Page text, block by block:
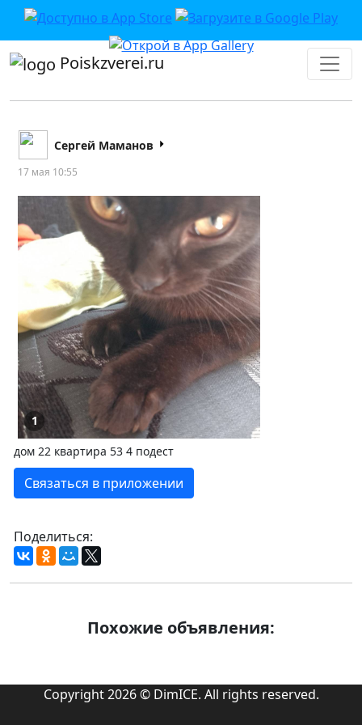
Poiskzverei.ru
Сергей Маманов
17 мая 10:55
1
дом 22 квартира 53 4 подест
Связаться в приложении
Поделиться:
Похожие объявления:
Copyright 2026 © DimICE. All rights reserved.